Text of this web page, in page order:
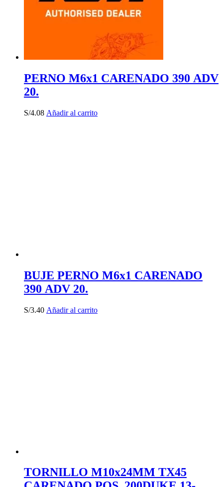
PERNO M6x1 CARENADO 390 ADV
20.
S/4.08 Añadir al carrito
BUJE PERNO M6x1 CARENADO
390 ADV 20.
S/3.40 Añadir al carrito
TORNILLO M10x24MM TX45